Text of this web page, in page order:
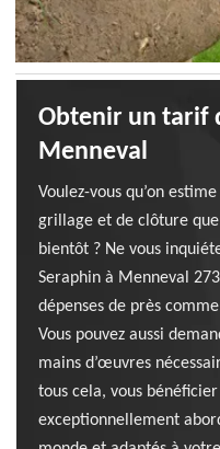
Obtenir un tarif
Menneval
Voulez-vous qu’on
grillage et de clôture
bientôt ? Ne vous
Seraphin à Menneval
dépenses de près
Vous pouvez aussi
mains d’œuvres
tous cela, vous
exceptionnellement